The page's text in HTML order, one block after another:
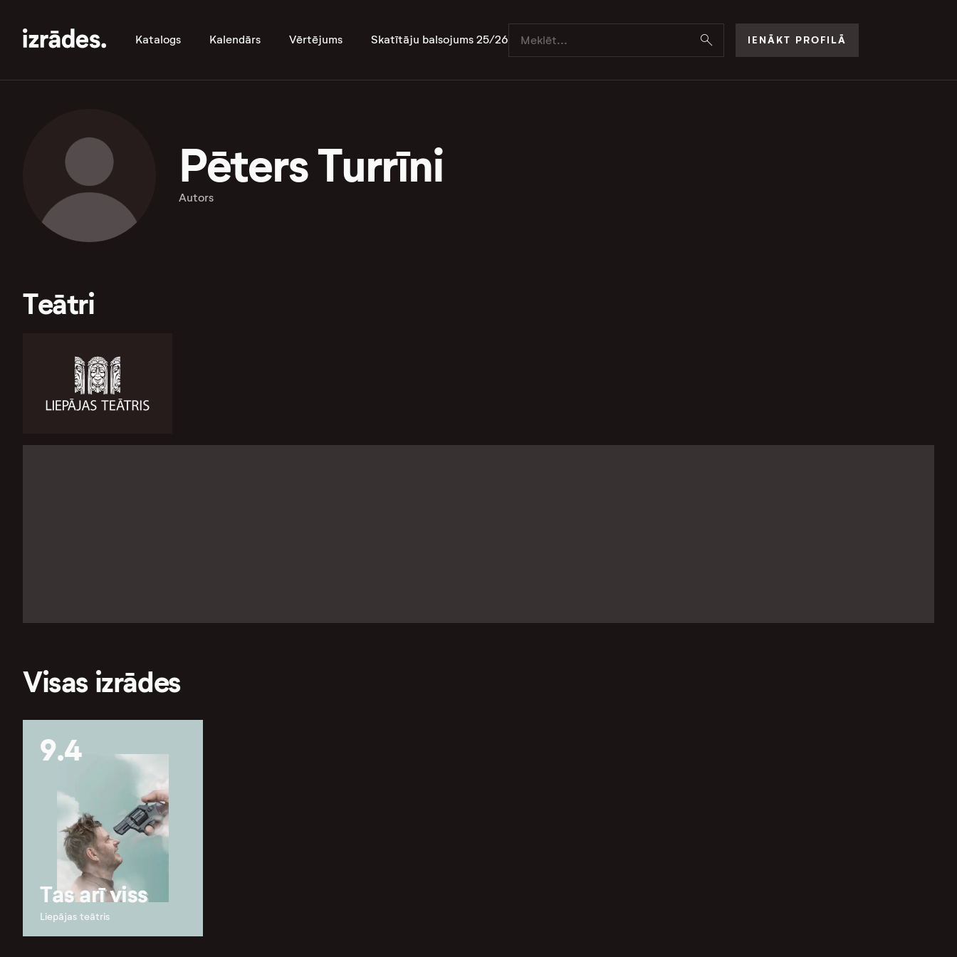
Katalogs Kalendārs Vērtējums Skatītāju balsojums 25/26 IENĀKT PROFILĀ
Pēters Turrīni
Autors
Teātri
Visas izrādes
9.4
Tas arī viss
Liepājas teātris